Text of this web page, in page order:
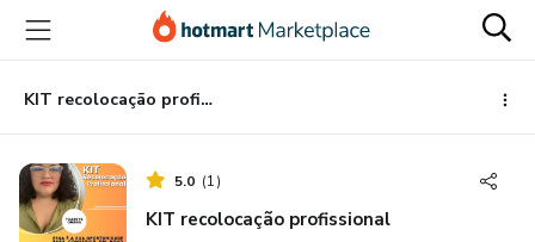
para
conteúdo
principal
para
pagamento
para
rodapé
KIT recolocação profissional
5.0 (1)
KIT recolocação profissional